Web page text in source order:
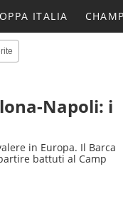
ITALIA
Napoli: i
in Europa. Il Barca
battuti al Camp